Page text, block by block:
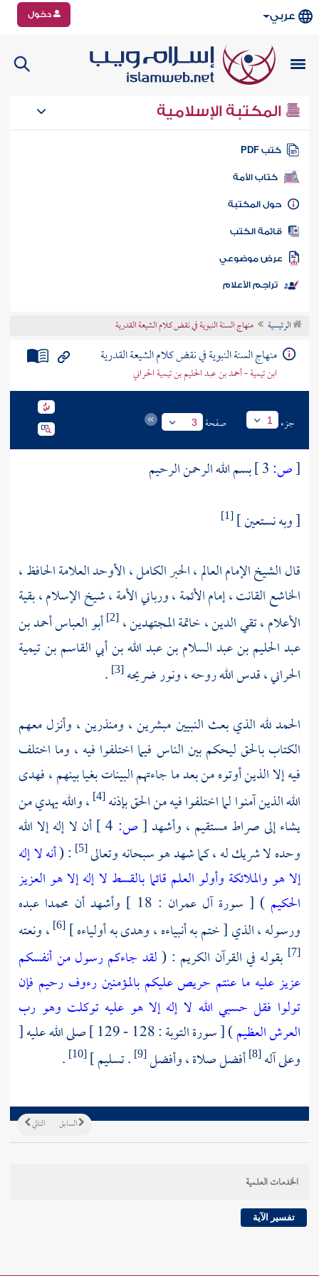
عربي دخول
المكتبة الإسلامية
كتب PDF
كتاب الأمة
المكتبة
الكتب
موضوعي
تراجم الأعلام
الرئيسية منهاج السنة النبوية في نقض كلام الشيعة القدرية
منهاج السنة النبوية في نقض كلام الشيعة القدرية
ابن تيمية - أحمد بن عبد الحليم بن تيمية الحراني
جزء 1 صفحة 3
[ص:
بسم الله الرحمن الرحيم
[ وبه نستعين ][1]
قال الشيخ الإمام العالم ، الحبر الكامل ، الأوحد العلامة الحافظ ،
الخاشع القانت ، إمام الأئمة ، ورباني الأمة ، شيخ الإسلام ، بقية
الأعلام ، تقي الدين ، خاتمة المجتهدين ، [2]
أبو العباس أحمد بن
عبد الحليم بن عبد السلام بن عبد الله بن أبي القاسم بن تيمية
الحراني، قدس الله روحه ، ونور ضريحه[3]
.
الحمد لله الذي بعث النبيين مبشرين ، ومنذرين ، وأنزل معهم
الكتاب بالحق ليحكم بين الناس فيما اختلفوا فيه ، وما اختلف
فيه إلا الذين أوتوه من بعد ما جاءتهم البينات بغيا بينهم ، فهدى
الله الذين آمنوا لما اختلفوا فيه من الحق بإذنه[4]
، والله يهدي من
يشاء إلى صراط مستقيم ، وأشهد[ص:
أن لا إله إلا الله
وحده لا شريك له ، كما شهد هو سبحانه وتعالى [5]
: (أنه لا إله
إلا هو والملائكة وأولو العلم قائما بالقسط لا إله إلا هو العزيز
الحكيم) [ سورة آل عمران : 18 ] وأشهد أن محمدا عبده
ورسوله ، الذي [ ختم به أنبياءه ، وهدى به أولياءه ] [6] ، ونعته
[7] بقوله في القرآن الكريم : (لقد جاءكم رسول من أنفسكم
عزيز عليه ما عنتم حريص عليكم بالمؤمنين رءوف رحيم فإن
تولوا فقل حسبي الله لا إله إلا هو عليه توكلت وهو رب
العرش العظيم
) [ سورة التوبة : 128 - 129 ] صلى الله عليه [
وعلى آله[8] أفضل صلاة ، وأفضل[9] . تسليم ][10]
.
التالي السابق
الخدمات العلمية
تفسير الآية